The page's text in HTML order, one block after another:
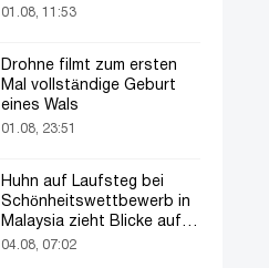
01.08, 11:53
Drohne filmt zum ersten
Mal vollständige Geburt
eines Wals
01.08, 23:51
Huhn auf Laufsteg bei
Schönheitswettbewerb in
Malaysia zieht Blicke auf
sich
04.08, 07:02